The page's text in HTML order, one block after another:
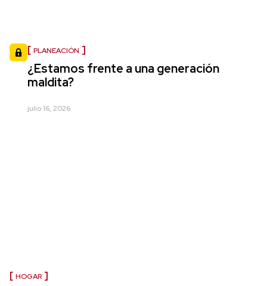
PLANEACIÓN
¿Estamos frente a una generación
maldita?
julio 16, 2026
HOGAR